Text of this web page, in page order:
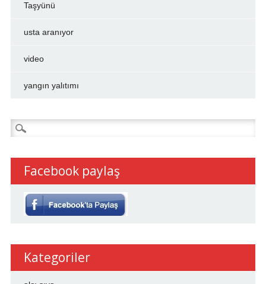
Taşyünü
usta aranıyor
video
yangın yalıtımı
Arama:
Facebook paylaş
Kategoriler